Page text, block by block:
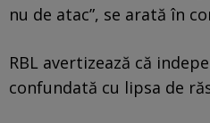
nu de atac”, se arată în
RBL avertizează că
confundată cu lipsa de